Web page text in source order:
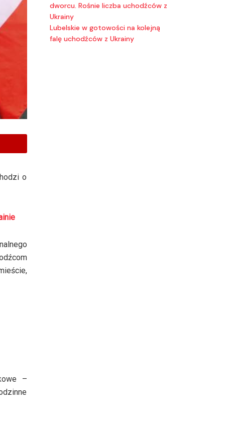
o
–
dworcu. Rośnie liczba uchodźców z
Ukrainy
Lubelskie w gotowości na kolejną
falę uchodźców z Ukrainy